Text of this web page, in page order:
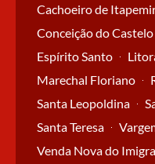
Cachoeiro de
Conceição do Castelo
Espírito Santo
Marechal Floriano
Santa Leopoldina
Santa Teresa
Venda Nova do